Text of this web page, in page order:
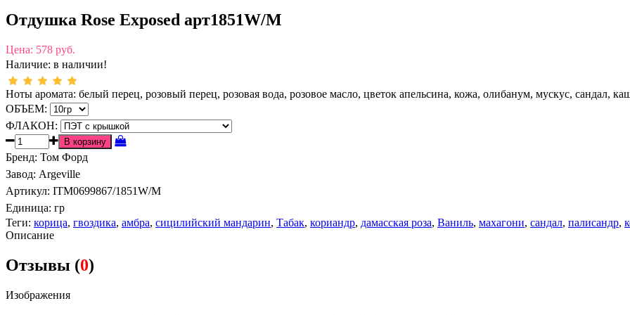
Отдушка Rose Exposed арт1851W/M
Цена: 578 руб.
Наличие: в наличии!
Ноты аромата: белый перец, розовый перец, розовая вода, розовое масло, цветок апельсина, кожа, олибанум, мускус, сандал,
ОБЪЕМ:
ФЛАКОН:
Бренд: Том Форд
Завод: Argeville
Артикул: ITM0699867/1851W/M
Единица: гр
Теги: корица, гвоздика, амбра, сицилийский мандарин, Табак, кориандр, дамасская роза, Ваниль, махагони, сандал, палисандр,
Описание
Отзывы (0)
Изображения